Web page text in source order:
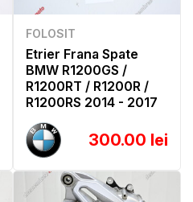
FOLOSIT
Etrier Frana Spate
BMW R1200GS /
R1200RT / R1200R /
R1200RS 2014 - 2017
300.00 lei